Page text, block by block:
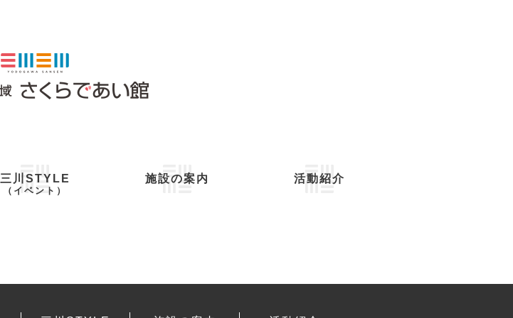
三川STYLE
（イベント）
施設の案内 活動紹介